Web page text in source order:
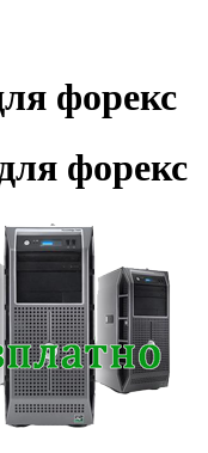
форекс
форекс